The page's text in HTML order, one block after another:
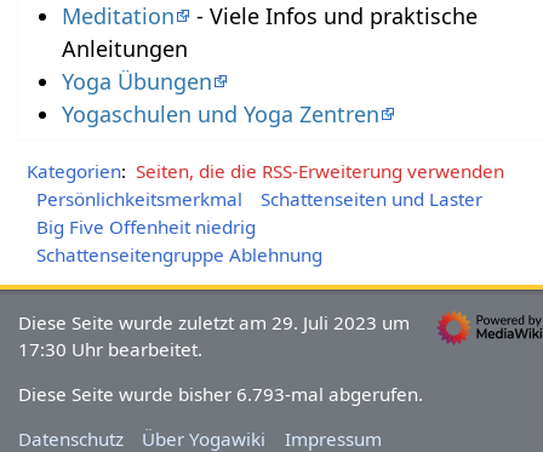
Meditation
- Viele Infos und praktische
Anleitungen
Yoga Übungen
Yogaschulen und Yoga Zentren
Kategorien: Seiten, die die RSS-Erweiterung verwenden
Persönlichkeitsmerkmal
Schattenseiten und Laster
Big Five Offenheit niedrig
Schattenseitengruppe Ablehnung
Diese Seite wurde zuletzt am 29. Juli 2023 um
17:30 Uhr bearbeitet.
Diese Seite wurde bisher 6.793-mal abgerufen.
Datenschutz
Über Yogawiki Impressum